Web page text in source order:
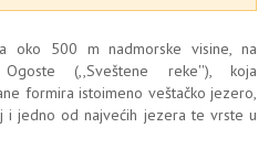
oko 500 m nadmorske visine, na
(,,Sveštene reke''), koja
formira istoimeno veštačko jezero,
i jedno od najvećih jezera te vrste u